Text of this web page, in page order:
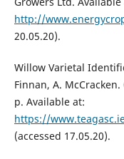
http://
20.05.20).
Willow Varietal
Finnan, A.
p. Available at:
https://
(accessed 17.05.20).